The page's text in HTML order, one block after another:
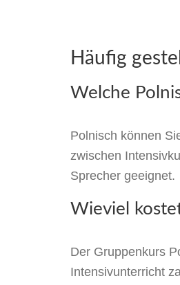
Häufig
Welche
Polnisch können
zwischen
Sprecher geeignet.
Wieviel
Der Gruppenkurs
Intensivunterricht